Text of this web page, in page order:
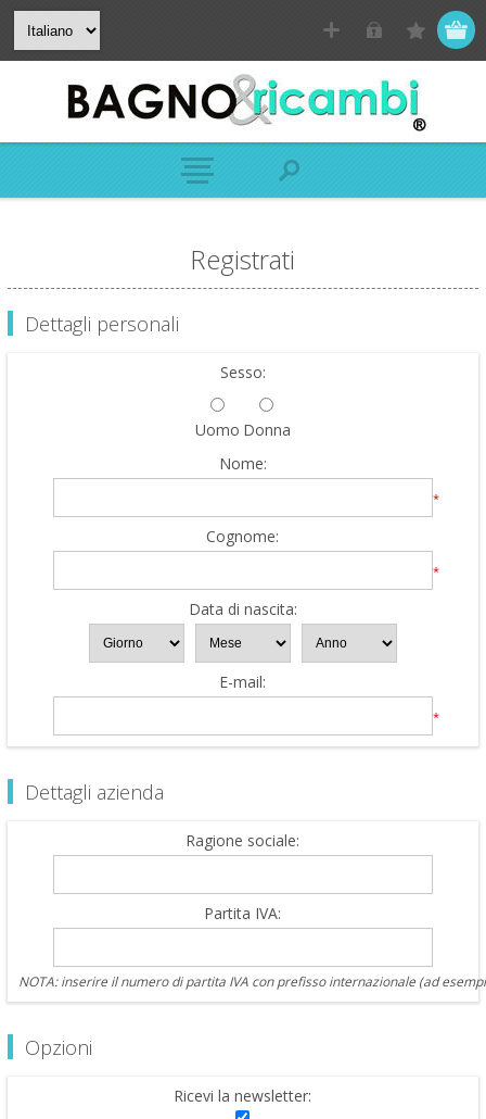
Registrati
Dettagli personali
Sesso:
Uomo Donna
Nome:
*
Cognome:
*
Data di nascita:
E-mail:
*
Dettagli azienda
Ragione sociale:
Partita IVA:
NOTA: inserire il numero di partita IVA con prefisso internazionale (ad
Opzioni
Ricevi la newsletter: